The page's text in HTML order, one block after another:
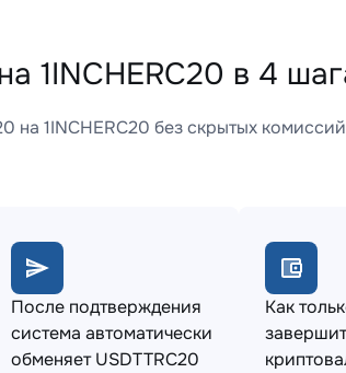
1INCHERC20 в 4
на 1INCHERC20 без скрытых
После подтверждения
система автоматически
обменяет USDTTRC20
Как